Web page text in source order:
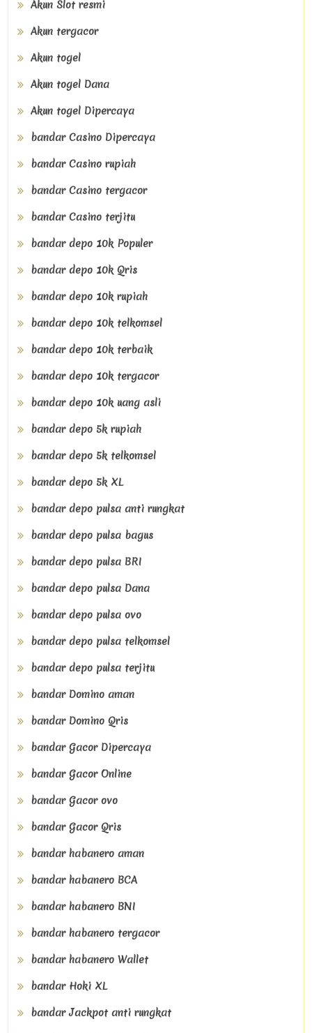
Akun Slot resmi
Akun tergacor
Akun togel
Akun togel Dana
Akun togel Dipercaya
bandar Casino Dipercaya
bandar Casino rupiah
bandar Casino tergacor
bandar Casino terjitu
bandar depo 10k Populer
bandar depo 10k Qris
bandar depo 10k rupiah
bandar depo 10k telkomsel
bandar depo 10k terbaik
bandar depo 10k tergacor
bandar depo 10k uang asli
bandar depo 5k rupiah
bandar depo 5k telkomsel
bandar depo 5k XL
bandar depo pulsa anti rungkat
bandar depo pulsa bagus
bandar depo pulsa BRI
bandar depo pulsa Dana
bandar depo pulsa ovo
bandar depo pulsa telkomsel
bandar depo pulsa terjitu
bandar Domino aman
bandar Domino Qris
bandar Gacor Dipercaya
bandar Gacor Online
bandar Gacor ovo
bandar Gacor Qris
bandar habanero aman
bandar habanero BCA
bandar habanero BNI
bandar habanero tergacor
bandar habanero Wallet
bandar Hoki XL
bandar Jackpot anti rungkat